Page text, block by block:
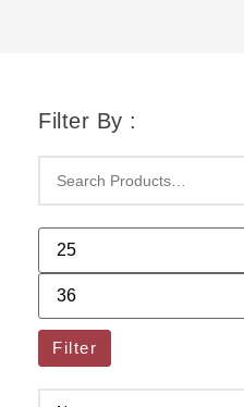
Filter By :
Filter